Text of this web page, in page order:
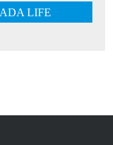
LIFE